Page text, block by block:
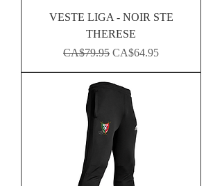
VESTE LIGA - NOIR STE
THERESE
Regular Price
CA$79.95 Sale Price
CA$64.95